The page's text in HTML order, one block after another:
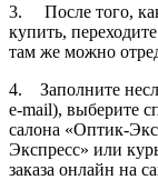
3. После того,
купить,
там же можно
4. Заполните
e-mail), выберите
салона «Оптик-
Экспресс» или
заказа онлайн на